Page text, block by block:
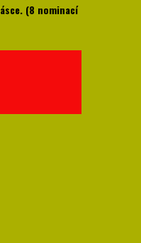
(8 nominací